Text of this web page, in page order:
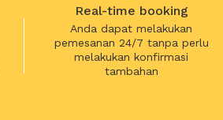
Real-time booking
Anda dapat melakukan
pemesanan 24/7 tanpa perlu
melakukan konfirmasi
tambahan